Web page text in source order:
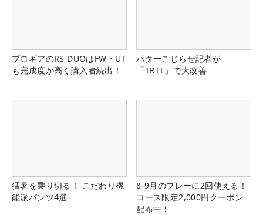
プロギアのRS DUOはFW・UT
も完成度が高く購入者続出！
パターこじらせ記者が
「TRTL」で大改善
猛暑を乗り切る！ こだわり機
能派パンツ4選
8-9月のプレーに2回使える！
コース限定2,000円クーポン
配布中！